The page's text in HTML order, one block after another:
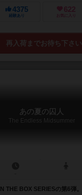
4375
経験あり
622
お気に入り
再入荷までお待ち下さい
あの夏の囚人
The Endless Midsummer
THE BOX SERIESの第6弾。